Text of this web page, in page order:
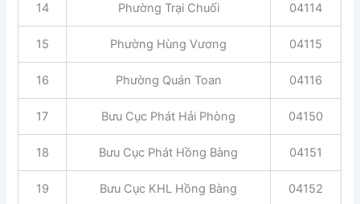
14 Phường Trại Chuối 04114
15 Phường Hùng Vương 04115
16 Phường Quán Toan 04116
17 Bưu Cục Phát Hải Phòng 04150
18 Bưu Cục Phát Hồng Bàng 04151
19 Bưu Cục KHL Hồng Bàng 04152